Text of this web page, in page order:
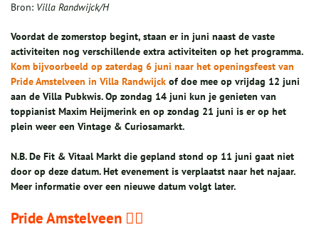
Bron: Villa Randwijck/H
Voordat de zomerstop begint, staan er in juni naast de vaste
activiteiten nog verschillende extra activiteiten op het programma.
Kom bijvoorbeeld op zaterdag 6 juni naar het openingsfeest van
Pride Amstelveen in Villa Randwijck of doe mee op vrijdag 12 juni
aan de Villa Pubkwis. Op zondag 14 juni kun je genieten van
toppianist Maxim Heijmerink en op zondag 21 juni is er op het
plein weer een Vintage & Curiosamarkt.
N.B. De Fit & Vitaal Markt die gepland stond op 11 juni gaat niet
door op deze datum. Het evenement is verplaatst naar het najaar.
Meer informatie over een nieuwe datum volgt later.
Pride Amstelveen 🏳️‍🌈